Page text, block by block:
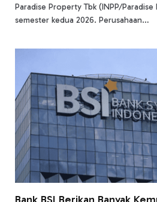
Paradise Property Tbk (INPP/
semester kedua 2026. Perusahaan…